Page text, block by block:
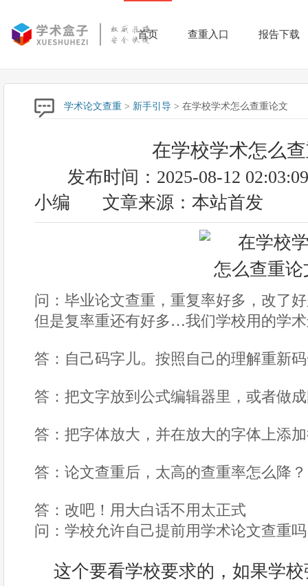
首页 查重入口 报告下载
学术论文查重 > 新手引导 > 在学校学术怎么查重论文
在学校学术怎么
发布时间：2025-08-12 02:03:09
小编
文章来源：本站首发
问：毕业论文查重，重复率好多，改了
但是复率重还有好多…我们学校用的学
答：自己码字儿。按照自己的理解重新
答：把文字放到公式编辑器里，或者做
答：把字体放大，并在放大的字体上添
答：论文查重后，太高的查重率怎么降？
答：改吧！用大白话不用太正式
问：学校允许自己提前用学术论文查重
这个要看学校要求的，如果学